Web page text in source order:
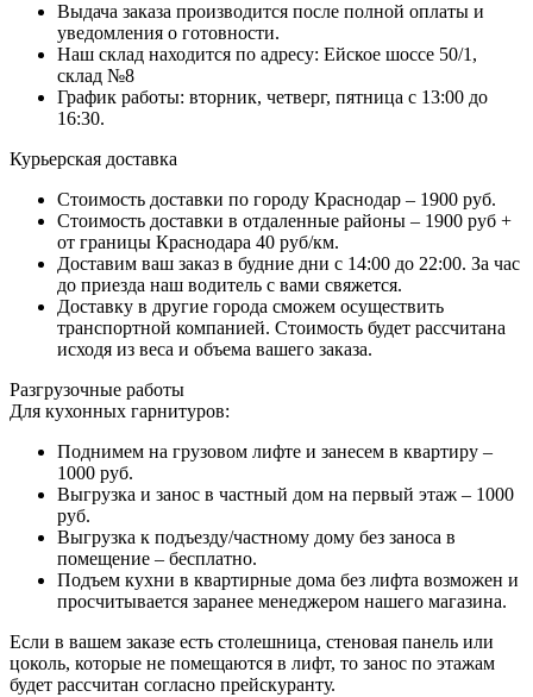
Выдача заказа производится после полной оплаты и
уведомления о готовности.
Наш склад находится по адресу: Ейское шоссе 50/1,
склад №8
График работы: вторник, четверг, пятница с 13:00 до
16:30.
Курьерская доставка
Стоимость доставки по городу Краснодар – 1900 руб.
Стоимость доставки в отдаленные районы – 1900 руб +
от границы Краснодара 40 руб/км.
Доставим ваш заказ в будние дни с 14:00 до 22:00. За час
до приезда наш водитель с вами свяжется.
Доставку в другие города сможем осуществить
транспортной компанией. Стоимость будет рассчитана
исходя из веса и объема вашего заказа.
Разгрузочные работы
Для кухонных гарнитуров:
Поднимем на грузовом лифте и занесем в квартиру –
1000 руб.
Выгрузка и занос в частный дом на первый этаж – 1000
руб.
Выгрузка к подъезду/частному дому без заноса в
помещение – бесплатно.
Подъем кухни в квартирные дома без лифта возможен и
просчитывается заранее менеджером нашего магазина.
Если в вашем заказе есть столешница, стеновая панель или
цоколь, которые не помещаются в лифт, то занос по этажам
будет рассчитан согласно прейскуранту.